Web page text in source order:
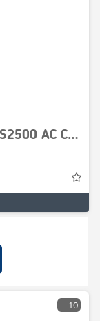
International 9300, 9600, 9700, S2500 AC Condenser # 603805
10